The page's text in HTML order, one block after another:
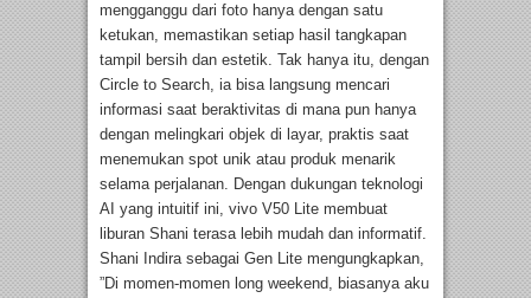
mengganggu dari foto hanya dengan satu
ketukan, memastikan setiap hasil tangkapan
tampil bersih dan estetik. Tak hanya itu, dengan
Circle to Search, ia bisa langsung mencari
informasi saat beraktivitas di mana pun hanya
dengan melingkari objek di layar, praktis saat
menemukan spot unik atau produk menarik
selama perjalanan. Dengan dukungan teknologi
AI yang intuitif ini, vivo V50 Lite membuat
liburan Shani terasa lebih mudah dan informatif.
Shani Indira sebagai Gen Lite mengungkapkan,
”Di momen-momen long weekend, biasanya aku